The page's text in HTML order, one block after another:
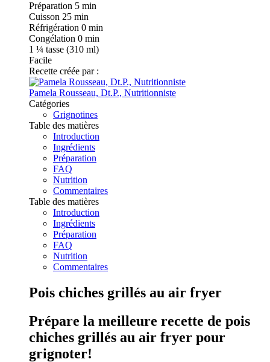
Préparation 5 min
Cuisson 25 min
Réfrigération 0 min
Congélation 0 min
1 ¼ tasse (310 ml)
Facile
Recette créée par :
Pamela Rousseau, Dt.P., Nutritionniste
Catégories
Grignotines
Table des matières
Introduction
Ingrédients
Préparation
FAQ
Nutrition
Commentaires
Table des matières
Introduction
Ingrédients
Préparation
FAQ
Nutrition
Commentaires
Pois chiches grillés au air fryer
Prépare la meilleure recette de pois
chiches grillés au air fryer pour
grignoter!